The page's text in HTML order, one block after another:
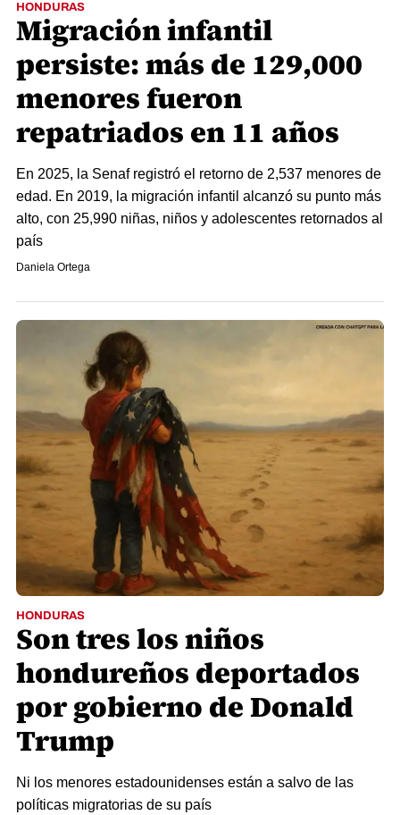
HONDURAS
Migración infantil
persiste: más de 129,000
menores fueron
repatriados en 11 años
En 2025, la Senaf registró el retorno de 2,537 menores de
edad. En 2019, la migración infantil alcanzó su punto más
alto, con 25,990 niñas, niños y adolescentes retornados al
país
Daniela Ortega
HONDURAS
Son tres los niños
hondureños deportados
por gobierno de Donald
Trump
Ni los menores estadounidenses están a salvo de las
políticas migratorias de su país